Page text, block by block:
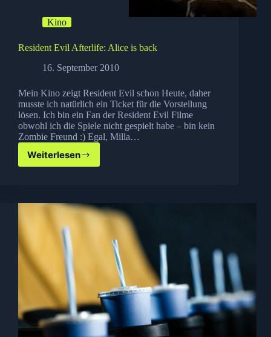
Kino
Resident Evil Afterlife: Alice is back
16. September 2010
Mein Kino zeigt Resident Evil schon Heute, daher
musste ich natürlich ein Ticket für die Vorstellung
lösen. Ich bin ein Fan der Resident Evil Filme
obwohl ich die Spiele nicht gespielt habe – bin kein
Zombie Freund :) Egal, Milla…
Weiterlesen
Resident
is